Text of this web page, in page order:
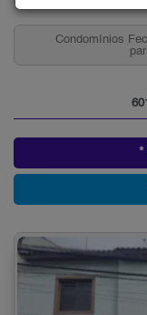
Condomínios
*